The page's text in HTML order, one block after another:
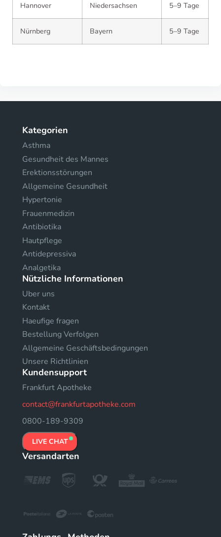
Hannover Niedersachsen 5–9 Tage
Nürnberg Bayern 5–9 Tage
Kategorien
Asthma
Gesundheit des Mannes
Erektionsstörungen
Allgemeine Gesundheit
Hypertonie
Frauenmedizin
Antibiotika
Hautpflege
Antidepressiva
Analgetika
Nützliche Informationen
Uber uns
Kontakt
Haeufige fragen
Bestellung Verfolgen
Allgemeine Geschäftsbedingungen
Unsere Richtlinien
Kundensupport
Frankfurt Apotheke
contact@frankfurtapotheke.com
0800-189-9309
LIVE CHAT
Versandarten